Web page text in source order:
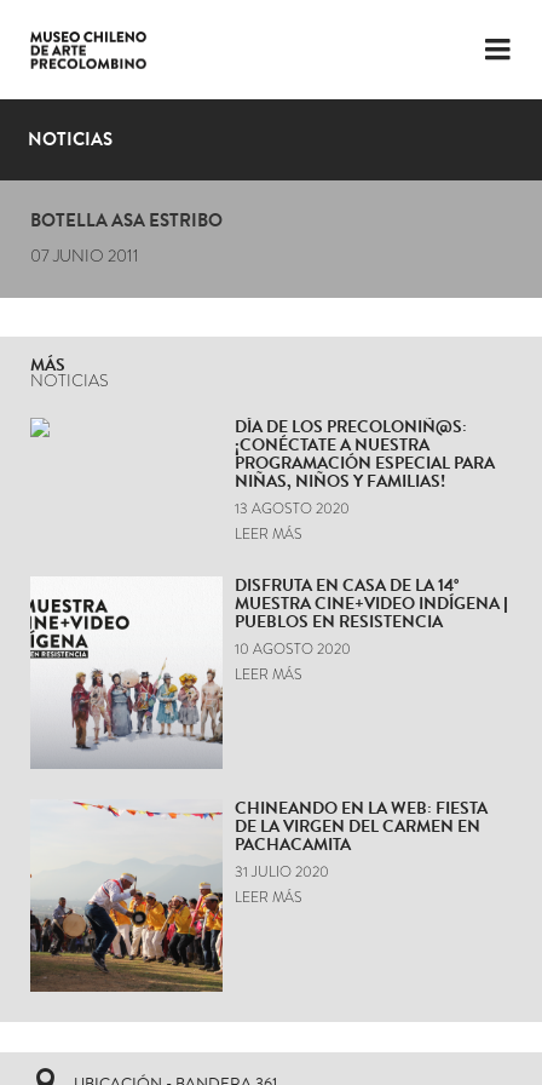
LENGUAJE
PLANIFICA TU VISITA
EXPOSICIONES
EL MUSEO
NOTICIAS
NOTICIAS
BOTELLA ASA ESTRIBO
07 JUNIO 2011
MÁS
NOTICIAS
DÍA DE LOS PRECOLONIÑ@S:
¡CONÉCTATE A NUESTRA
PROGRAMACIÓN ESPECIAL PARA
NIÑAS, NIÑOS Y FAMILIAS!
13 AGOSTO 2020
LEER MÁS
DISFRUTA EN CASA DE LA 14°
MUESTRA CINE+VIDEO INDÍGENA |
PUEBLOS EN RESISTENCIA
10 AGOSTO 2020
LEER MÁS
CHINEANDO EN LA WEB: FIESTA
DE LA VIRGEN DEL CARMEN EN
PACHACAMITA
31 JULIO 2020
LEER MÁS